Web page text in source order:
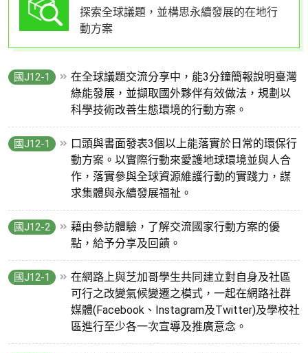
探索全球議題，並構思永續發展的在地行
動方案
國J12-1
在全球議題交流分享中，能3分鐘簡報說明臺灣
綠能發展，並擷取國外夥伴有效做法，規劃以
科學技術改善生態環境的行動方案。
國J12-1
口頭與書面發表3個以上能落實於日常的環保行
動方案。以實際行動來愛護地球環境並與人合
作，落實參與全球資源維護行動的實踐力，謀
求集體與永續發展福祉。
國J12-2
藉由參訪體驗，了解交流國家行動方案的優
點，給予分享及回饋。
國J12-1
在網路上與芝加哥學生共同建立對自身及社區
可行之改變氣候變遷之模式，一起在網路社群
媒體(Facebook、Instagram及Twitter)及學校社
區進行至少各一次宣導及推廣意念。